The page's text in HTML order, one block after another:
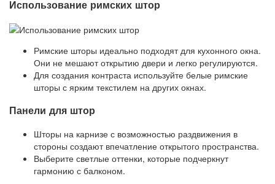
Использование римских штор
Римские шторы идеально подходят для кухонного окна.
Они не мешают открытию двери и легко регулируются.
Для создания контраста используйте белые римские
шторы с ярким текстилем на других окнах.
Панели для штор
Шторы на карнизе с возможностью раздвижения в
стороны создают впечатление открытого пространства.
Выберите светлые оттенки, которые подчеркнут
гармонию с балконом.